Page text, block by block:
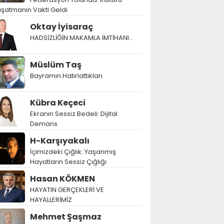
Vakti Geldi
Oktay İyisaraç
HADSİZLİĞİN MAKAMLA İMTİHANI…
Müslüm Taş
Bayramın Hatırlattıkları
Kübra Keçeci
Ekranın Sessiz Bedeli: Dijital
Demans
H-Karşıyakalı
İçimizdeki Çığlık: Yaşanmış
Hayatların Sessiz Çığlığı
Hasan KÖKMEN
HAYATIN GERÇEKLERİ VE
HAYALLERİMİZ
Mehmet Şaşmaz